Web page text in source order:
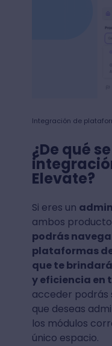
Integración de
¿De qué
Elevate?
Si eres un
ambos
podrás
plataformas
que te
y eficiencia en
acceder podrás
que deseas
los módulos
único espacio.